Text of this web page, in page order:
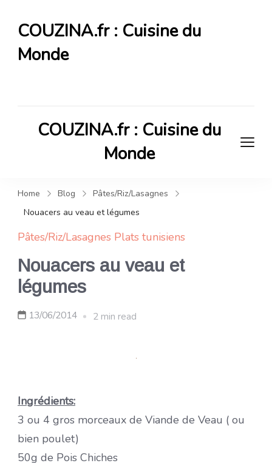
COUZINA.fr : Cuisine du
Monde
COUZINA.fr : Cuisine du
Monde
Home Blog
Pâtes/Riz/Lasagnes
Nouacers au veau et légumes
Pâtes/Riz/Lasagnes Plats tunisiens
Nouacers au veau et
légumes
13/06/2014 2 min read
Ingrédients:
3 ou 4 gros morceaux de Viande de Veau ( ou
bien poulet)
50g de Pois Chiches